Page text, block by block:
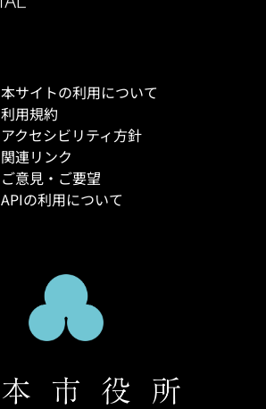
本サイトの利用について
利用規約
アクセシビリティ方針
関連リンク
ご意見・ご要望
APIの利用について